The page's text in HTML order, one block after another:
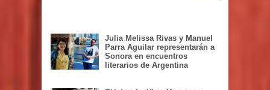
Julia Melissa Rivas y Manuel
Parra Aguilar representarán a
Sonora en encuentros
literarios de Argentina